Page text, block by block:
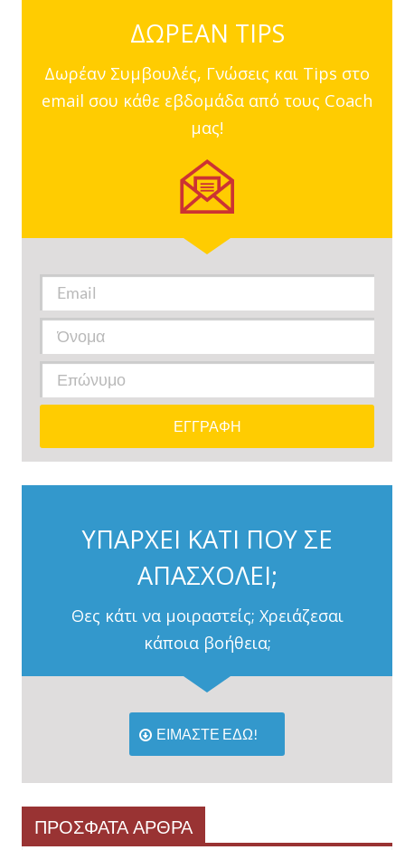
ΔΩΡΕΑΝ TIPS
Δωρέαν Συμβουλές, Γνώσεις και Tips στο
email σου κάθε εβδομάδα από τους Coach
μας!
ΥΠΑΡΧΕΙ ΚΑΤΙ ΠΟΥ ΣΕ
ΑΠΑΣΧΟΛΕΙ;
Θες κάτι να μοιραστείς; Χρειάζεσαι
κάποια βοήθεια;
ΕΙΜΑΣΤΕ ΕΔΩ!
ΠΡΟΣΦΑΤΑ ΑΡΘΡΑ